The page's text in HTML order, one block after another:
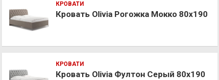
КРОВАТИ
Кровать Olivia Рогожка Мокко 80х190
КРОВАТИ
Кровать Olivia Фултон Серый 80х190